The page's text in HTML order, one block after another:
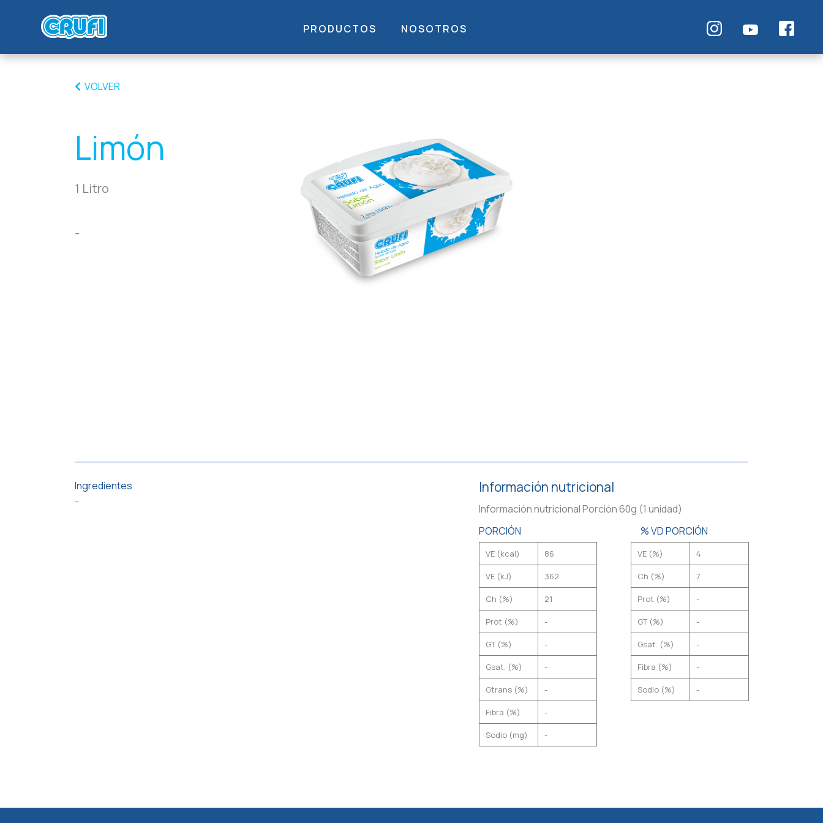
PRODUCTOS NOSOTROS
VOLVER
Limón
1 Litro
-
Ingredientes
-
Información nutricional
Información nutricional Porción 60g (1 unidad)
PORCIÓN
% VD PORCIÓN
VE (kcal) 86 VE (%) 4
VE (kJ) 362 Ch (%) 7
Ch (%) 21 Prot (%) -
Prot (%) - GT (%) -
GT (%) - Gsat. (%) -
Gsat. (%) - Fibra (%) -
Gtrans (%) - Sodio (%) -
Fibra (%) -
Sodio (mg) -